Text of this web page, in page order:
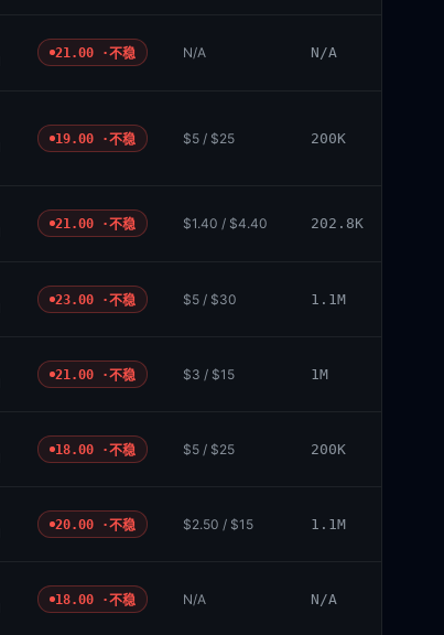
21.00 ·不稳 N/A N/A
19.00 ·不稳 $5 / $25 200K
21.00 ·不稳 $1.40 / $4.40 202.8K
23.00 ·不稳 $5 / $30 1.1M
21.00 ·不稳 $3 / $15 1M
18.00 ·不稳 $5 / $25 200K
20.00 ·不稳 $2.50 / $15 1.1M
18.00 ·不稳 N/A N/A